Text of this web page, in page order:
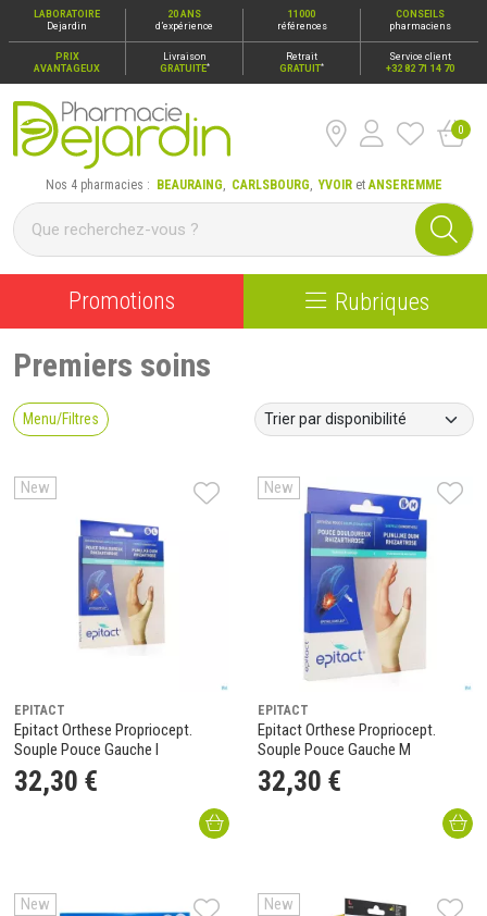
LABORATOIRE
Dejardin
20 ANS
d’expérience
11000
références
CONSEILS
pharmaciens
PRIX
AVANTAGEUX
Livraison
GRATUITE*
Retrait
GRATUIT*
Service client
+32 82 71 14 70
Pharmacie Dejardin Nos 4 pharmacies : Beauraing,
0
Nos 4 pharmacies : BEAURAING, CARLSBOURG,YVOIRetANSEREMME
Promotions Rubriques
Premiers soins
Menu/Filtres
New
EPITACT
Epitact Orthese Propriocept.
Souple Pouce Gauche l
32,30 €
New
EPITACT
Epitact Orthese Propriocept.
Souple Pouce Gauche M
32,30 €
New New